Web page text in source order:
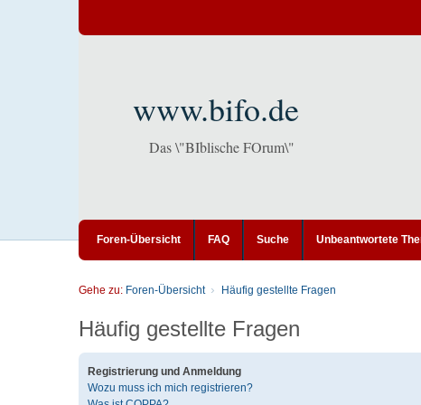
www.bifo.de
Das \"BIblische FOrum\"
Foren-Übersicht FAQ Suche Unbeantwortete
Gehe zu: Foren-Übersicht Häufig gestellte Fragen
Häufig gestellte Fragen
Registrierung und Anmeldung
Wozu muss ich mich registrieren?